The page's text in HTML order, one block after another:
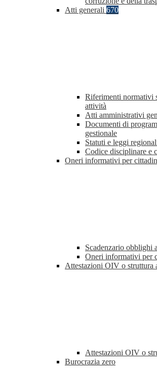
Atti generali 670
Riferimenti normativi
attività
Atti amministrativi
Documenti di
gestionale
Statuti e leggi
Codice disciplinare e
Oneri informativi per
Scadenzario obblighi
Oneri informativi per
Attestazioni OIV o struttura
Attestazioni OIV o
Burocrazia zero